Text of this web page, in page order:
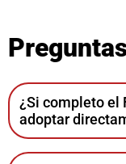
¿Si completo el
adoptar